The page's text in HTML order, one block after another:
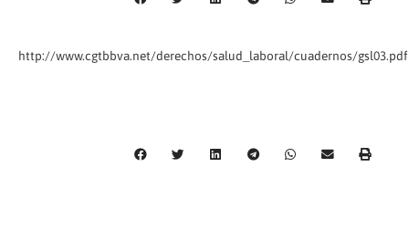
http://www.cgtbbva.net/derechos/salud_laboral/cuadernos/gsl03.pdf